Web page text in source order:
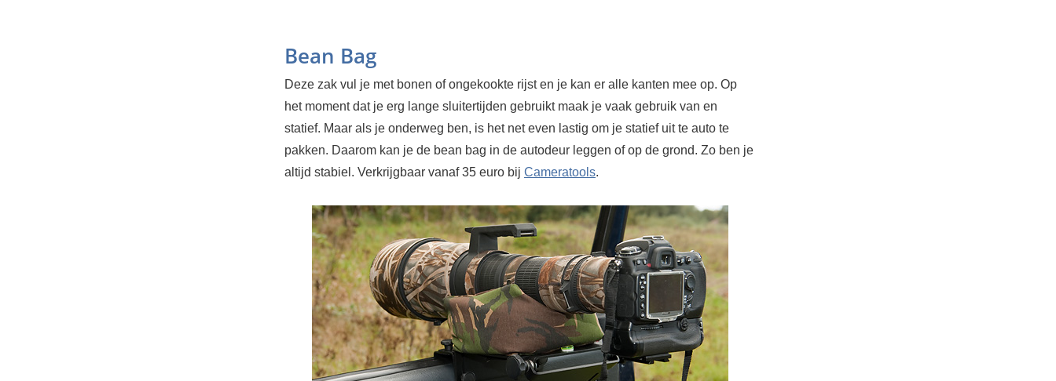
Bean Bag
Deze zak vul je met bonen of ongekookte rijst en je kan er alle kanten mee op. Op
het moment dat je erg lange sluitertijden gebruikt maak je vaak gebruik van en
statief. Maar als je onderweg ben, is het net even lastig om je statief uit te auto te
pakken. Daarom kan je de bean bag in de autodeur leggen of op de grond. Zo ben je
altijd stabiel. Verkrijgbaar vanaf 35 euro bij Cameratools.